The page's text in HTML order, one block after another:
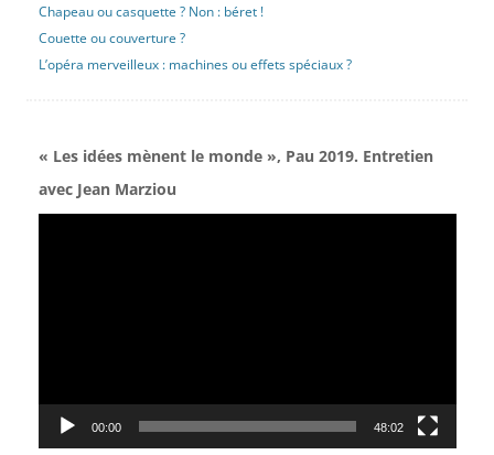
Chapeau ou casquette ? Non : béret !
Couette ou couverture ?
L’opéra merveilleux : machines ou effets spéciaux ?
« Les idées mènent le monde », Pau 2019. Entretien
avec Jean Marziou
Lecteur
00:00 48:02